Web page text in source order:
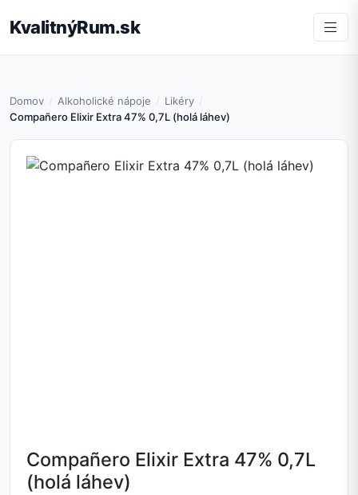
KvalitnýRum.sk
Domov Alkoholické nápoje
Likéry
Compañero Elixir Extra 47% 0,7L (holá láhev)
Compañero Elixir Extra 47% 0,7L
(holá láhev)